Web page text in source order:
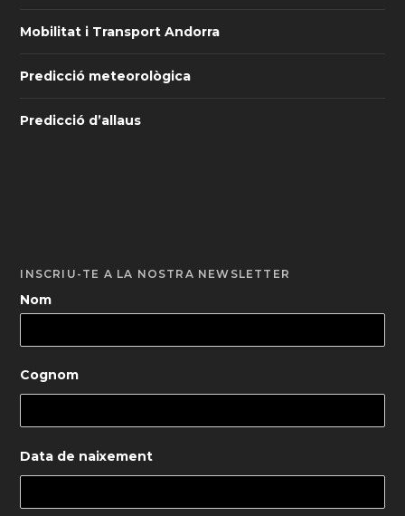
Mobilitat i Transport Andorra
Predicció meteorològica
Predicció d’allaus
INSCRIU-TE A LA NOSTRA NEWSLETTER
Nom
Cognom
Data de naixement